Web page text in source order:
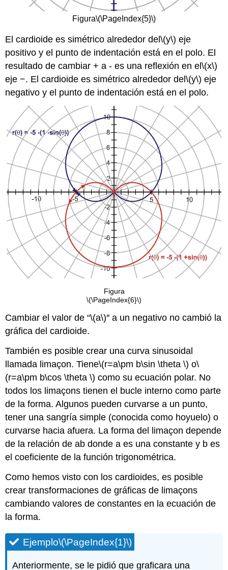
Figura\(\PageIndex{5}\)
El cardioide es simétrico alrededor del\(y\) eje
positivo y el punto de indentación está en el polo. El
resultado de cambiar + a - es una reflexión en el\(x\)
eje −. El cardioide es simétrico alrededor del\(y\) eje
negativo y el punto de indentación está en el polo.
Figura
\(\PageIndex{6}\)
Cambiar el valor de “\(a\)′′ a un negativo no cambió la
gráfica del cardioide.
También es posible crear una curva sinusoidal
llamada limaçon. Tiene\(r=a\pm b\sin \theta \) o\
(r=a\pm b\cos \theta \) como su ecuación polar. No
todos los limaçons tienen el bucle interno como parte
de la forma. Algunos pueden curvarse a un punto,
tener una sangría simple (conocida como hoyuelo) o
curvarse hacia afuera. La forma del limaçon depende
de la relación de ab donde a es una constante y b es
el coeficiente de la función trigonométrica.
Como hemos visto con los cardioides, es posible
crear transformaciones de gráficas de limaçons
cambiando valores de constantes en la ecuación de
la forma.
Ejemplo\(\PageIndex{1}\)
Anteriormente, se le pidió que graficara una